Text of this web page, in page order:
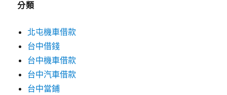
分類
北屯機車借款
台中借錢
台中機車借款
台中汽車借款
台中當鋪